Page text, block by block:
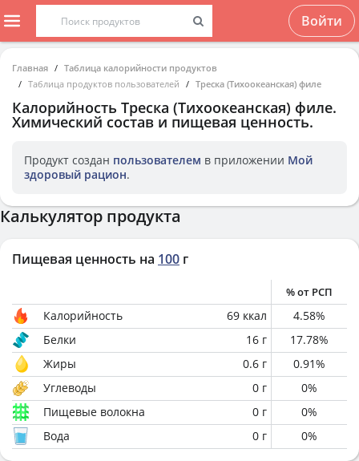
Войти
Главная
Таблица калорийности продуктов
Таблица продуктов пользователей
Треска (Тихоокеанская) филе
Калорийность Треска (Тихоокеанская) филе.
Химический состав и пищевая ценность.
Продукт создан пользователем в приложении Мой
здоровый рацион.
Калькулятор продукта
Пищевая ценность на 100 г
% от РСП
Калорийность 69 ккал 4.58%
Белки
16 г 17.78%
Жиры
0.6 г 0.91%
Углеводы
0 г 0%
Пищевые волокна
0 г 0%
Вода
0 г 0%